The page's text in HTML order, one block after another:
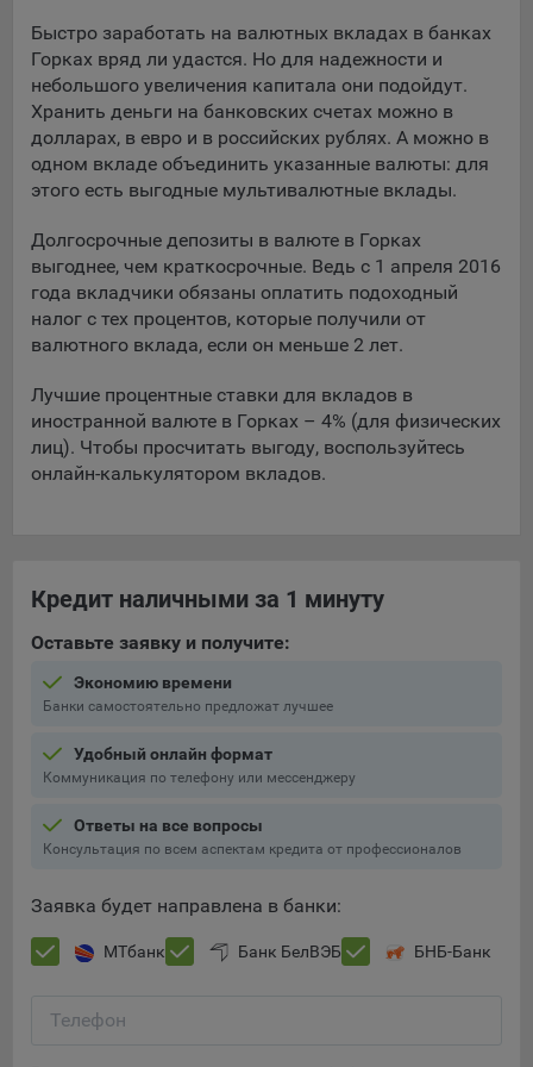
пользователей с сайтом.
9.3. Файлы cookie предпочтений, например, для настройки
контента. Данные файлы cookie собирают информацию о
выборе пользователя на сайте и его предпочтениях и
позволяют Обществу «запомнить» информацию о
выбранном пользователем городе и других местных
настраивать сайт.
9.4. Аналитические файлы cookie, например
Яндекс.Метрика, Google Analytics. Данные файлы cookie
собирают информацию о том, как пользователь
использовал сайты, и позволяют Обществу вносить в них
Аналитические файлы cookie показывают, какие страницы
сайта Общества посещаются чаще всего, помогают
выявлять трудности, возникающие при использовании
анализа трафика на сайтах.
9.5. Файлы cookie, применяемые для определения целевой
Google Analytics.
Необходимые для функционирования веб-аналитических
(статистические), установлены на сервере Общества и не
передаются третьим лицам, часть из которых хранятся во
Остальные - не более года.
Отключение аналитических файлов cookie не позволяет
наиболее и наименее популярные страницы и принимать
меры по совершенствованию работы сайта исходя из
Быстро заработать на валютных вкладах в банках
Горках вряд ли удастся. Но для надежности и
небольшого увеличения капитала они подойдут.
Хранить деньги на банковских счетах можно в
долларах, в евро и в российских рублях. А можно в
одном вкладе объединить указанные валюты: для
этого есть выгодные мультивалютные вклады.
Долгосрочные депозиты в валюте в Горках
выгоднее, чем краткосрочные. Ведь с 1 апреля 2016
года вкладчики обязаны оплатить подоходный
налог с тех процентов, которые получили от
валютного вклада, если он меньше 2 лет.
Лучшие процентные ставки для вкладов в
иностранной валюте в Горках – 4% (для физических
лиц). Чтобы просчитать выгоду, воспользуйтесь
онлайн-калькулятором вкладов.
Кредит наличными за 1 минуту
Оставьте заявку и получите:
Экономию времени
Банки самостоятельно предложат лучшее
Удобный онлайн формат
Коммуникация по телефону или мессенджеру
Ответы на все вопросы
Консультация по всем аспектам кредита от профессионалов
Заявка будет направлена в банки:
МТбанк Банк БелВЭБ БНБ-Банк
Телефон